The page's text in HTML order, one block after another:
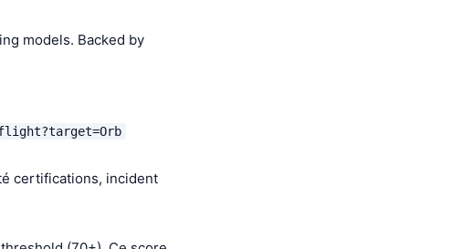
models. Backed by
certifications, incident